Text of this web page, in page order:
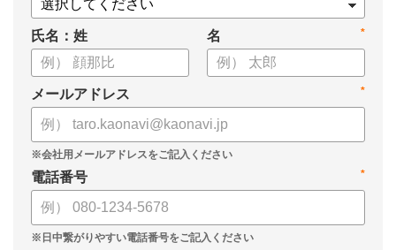
氏名：姓 *
名
*
メールアドレス
*
電話番号